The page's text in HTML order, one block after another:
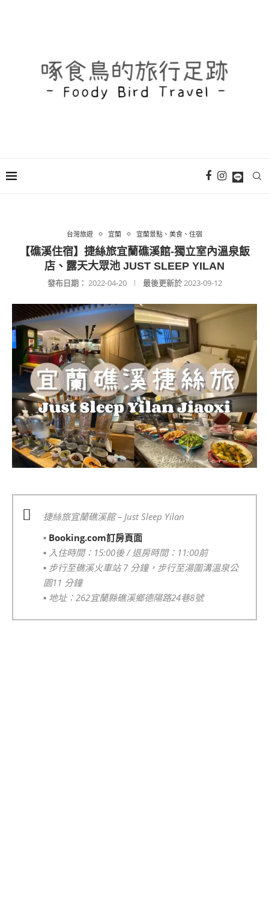
台灣旅遊 宜蘭 宜蘭景點、美食、住宿
【礁溪住宿】捷絲旅宜蘭礁溪館-獨立室內溫泉飯
店、露天大眾池 JUST SLEEP YILAN
發布日期： 2022-04-20 最後更新於2023-09-12
捷絲旅宜蘭礁溪館 – Just Sleep Yilan
▪️ Booking.com訂房頁面
▪️ 入住時間：15:00後 / 退房時間：11:00前
▪️ 步行至礁溪火車站 7 分鐘，步行至湯圍溝溫泉公
園11 分鐘
▪️ 地址：262宜蘭縣礁溪鄉德陽路24巷8號